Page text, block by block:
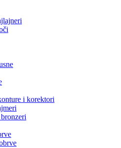
i korektori